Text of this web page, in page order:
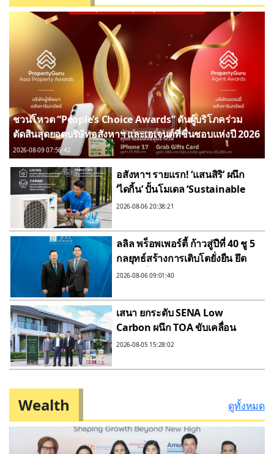
ชวนโหวต “People’s Choice Awards” ดันผู้บริโภคร่วม
ตัดสินสุดยอดบริษัทอสังหาฯ และเอเจนต์ที่ชื่นชอบแห่งปี 2026
2026-08-09 07:56:42
อสังหาฯ รายแรก! ‘แสนสิริ’ ผนึก
‘ไดกิ้น’ ปั้นโมเดล ‘Sustainable
Cooliving Lifecycle’ ยกระดับสาร
Circular Economy เต็มขั้น
2026-08-06 20:38:21
ลลิล พร็อพเพอร์ตี้ ก้าวสู่ปีที่ 40 ชู 5
กลยุทธ์สร้างการเติบโตยั่งยืน ยึด
ลูกค้าเป็นศูนย์กลาง พร้อมลงทุน
2026-08-06 09:01:40
เสนา ยกระดับ SENA Low
Carbon ผนึก TOA ขับเคลื่อน
Green Supply Chain ลด
2050
2026-08-05 15:28:02
Wealth ดูทั้งหมด